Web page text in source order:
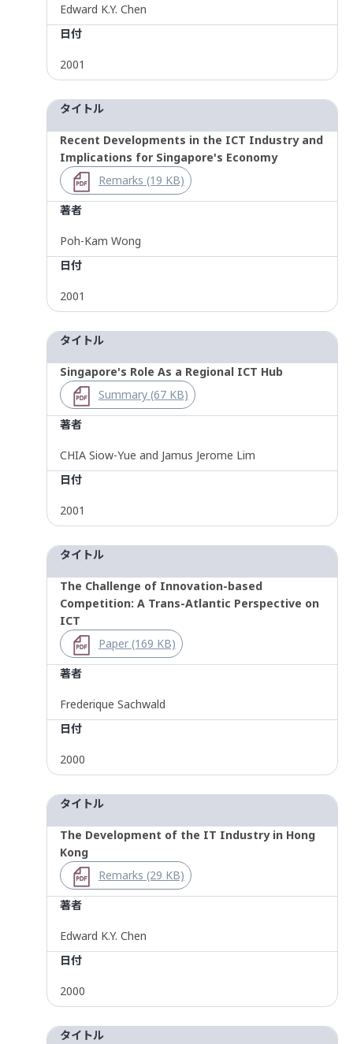
Edward K.Y. Chen
日付
2001
タイトル
Recent Developments in the ICT Industry and
Implications for Singapore's Economy
Remarks (19 KB)
著者
Poh-Kam Wong
日付
2001
タイトル
Singapore's Role As a Regional ICT Hub
Summary (67 KB)
著者
CHIA Siow-Yue and Jamus Jerome Lim
日付
2001
タイトル
The Challenge of Innovation-based
Competition: A Trans-Atlantic Perspective on
ICT
Paper (169 KB)
著者
Frederique Sachwald
日付
2000
タイトル
The Development of the IT Industry in Hong
Kong
Remarks (29 KB)
著者
Edward K.Y. Chen
日付
2000
タイトル